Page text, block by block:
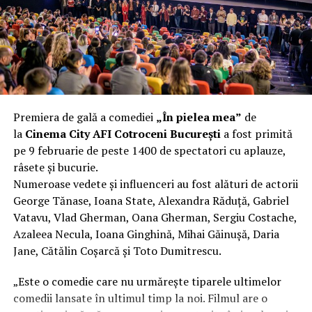
fier vechi a doua zi. Asta ca să fie clar de la început: nu
vorbim despre preferințe estetice, ci despre
funcționalitate reală.
Aluminiul, pe scurt: ușor,
rezistent la coroziune, dar cu
nuanțe
Aluminiul e materialul care apare primul în conversație
când cineva caută un pavilion ușor. Și pe bună dreptate.
Densitatea aluminiului e de aproximativ 2,7 g/cm³, față
de circa 7,8 g/cm³ pentru oțel. Practic, la un volum
identic, aluminiul cântărește cam o treime din greutatea
oțelului. Pentru oricine transportă, montează și
demontează frecvent o structură, diferența asta se
simte enorm.
Premiera de gală a comediei „În pielea mea” de
la Cinema City AFI Cotroceni Bucureștia fost primită
pe 9 februarie de peste 1400 de spectatori cu aplauze,
râsete și bucurie.
Numeroase vedete și influenceri au fost alături de actorii
George Tănase, Ioana State, Alexandra Răduță, Gabriel
Vatavu, Vlad Gherman, Oana Gherman, Sergiu Costache,
Azaleea Necula, Ioana Ginghină, Mihai Găinușă, Daria
Jane, Cătălin Coșarcă și Toto Dumitrescu.
„Este o comedie care nu urmărește tiparele ultimelor
comedii lansate în ultimul timp la noi. Filmul are o